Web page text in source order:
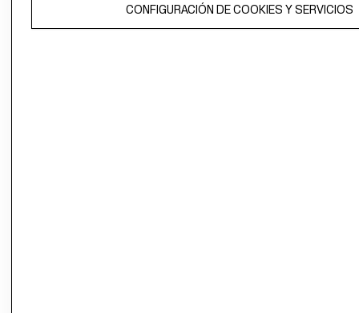
El contenido de esta página web está protegido por copyright y es
propiedad de H&M Hennes & Mauritz AB.
CONFIGURACIÓN DE COOKIES Y SERVICIOS